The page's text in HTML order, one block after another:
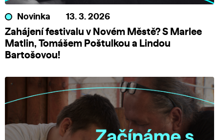
Novinka 13. 3. 2026
Zahájení festivalu v Novém Městě? S Marlee
Matlin, Tomášem Poštulkou a Lindou
Bartošovou!